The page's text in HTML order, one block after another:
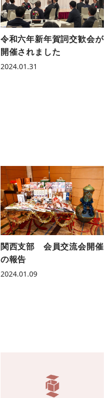
令和六年新年賀詞交歓会が
開催されました
2024.01.31
関西支部 会員交流会開催
の報告
2024.01.09